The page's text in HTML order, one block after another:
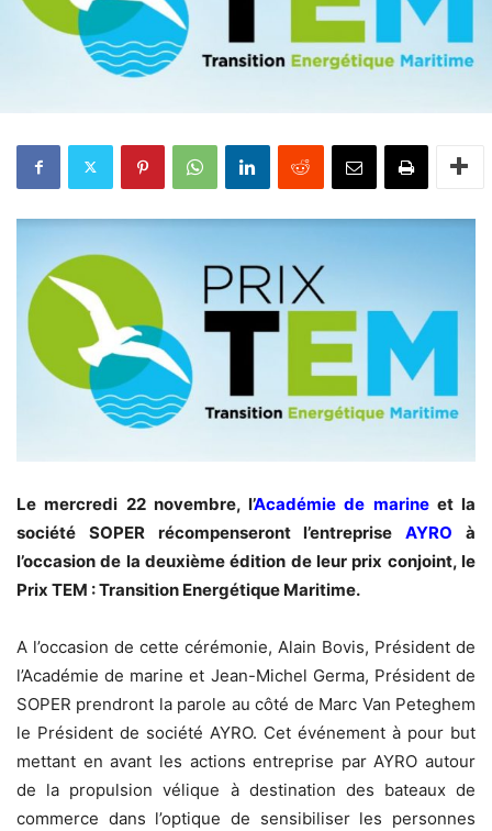
Le mercredi 22 novembre, l’Académie de marineet la
société SOPER récompenseront l’entrepriseAYRO à
l’occasion de la deuxième édition de leur prix conjoint, le
Prix TEM : Transition Energétique Maritime.
A l’occasion de cette cérémonie, Alain Bovis, Président de
l’Académie de marine et Jean-Michel Germa, Président de
SOPER prendront la parole au côté de Marc Van Peteghem
le Président de société AYRO. Cet événement à pour but
mettant en avant les actions entreprise par AYRO autour
de la propulsion vélique à destination des bateaux de
commerce dans l’optique de sensibiliser les personnes